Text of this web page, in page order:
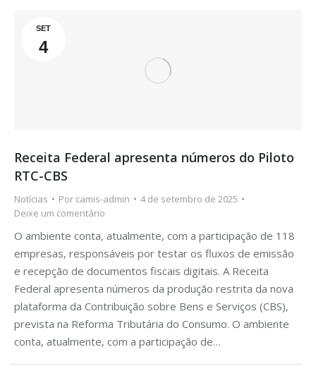
SET
4
Receita Federal apresenta números do Piloto
RTC-CBS
Notícias Por camis-admin
4 de setembro de 2025
Deixe um comentário
O ambiente conta, atualmente, com a participação de 118
empresas, responsáveis por testar os fluxos de emissão
e recepção de documentos fiscais digitais. A Receita
Federal apresenta números da produção restrita da nova
plataforma da Contribuição sobre Bens e Serviços (CBS),
prevista na Reforma Tributária do Consumo. O ambiente
conta, atualmente, com a participação de…